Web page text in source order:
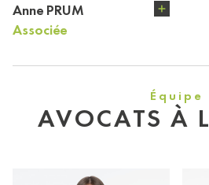
Anne PRUM
Associée
Équipe
AVOCATS À